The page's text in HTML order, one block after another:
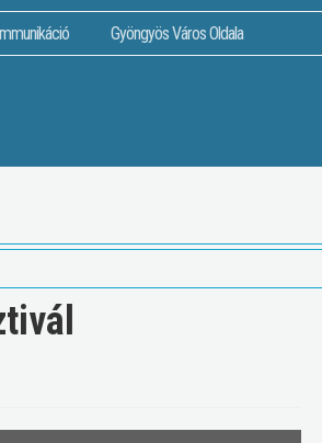
Gyöngyös Város Oldala